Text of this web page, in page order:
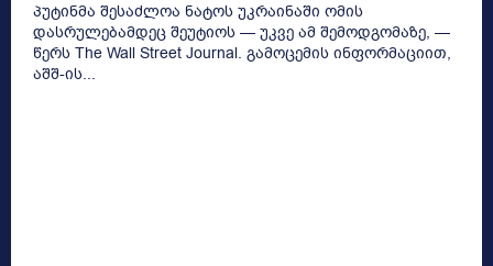
პუტინმა შესაძლოა ნატოს უკრაინაში ომის
დასრულებამდეც შეუტიოს — უკვე ამ შემოდგომაზე, —
წერს The Wall Street Journal. გამოცემის ინფორმაციით,
აშშ-ის...